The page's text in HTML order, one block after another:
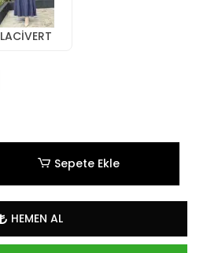
LACİVERT
Sepete Ekle
HEMEN AL